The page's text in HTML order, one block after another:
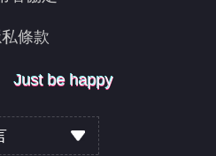
私條款
Just be happy
Just be happy
Just be happy